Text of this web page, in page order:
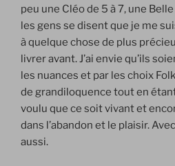
peu une Cléo de 5 à 7, une
les gens se disent que je me
à quelque chose de plus
livrer avant. J’ai envie qu’ils
les nuances et par les choix
de grandiloquence tout en
voulu que ce soit vivant et
dans l’abandon et le plaisir.
aussi.